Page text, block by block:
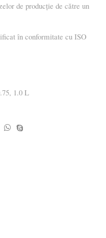
de producție de către un
în conformitate cu ISO
1.0 L